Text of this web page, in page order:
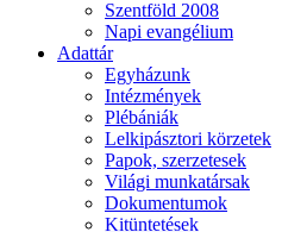
Szentföld 2008
Napi evangélium
Adattár
Egyházunk
Intézmények
Plébániák
Lelkipásztori körzetek
Papok, szerzetesek
Világi munkatársak
Dokumentumok
Kitüntetések